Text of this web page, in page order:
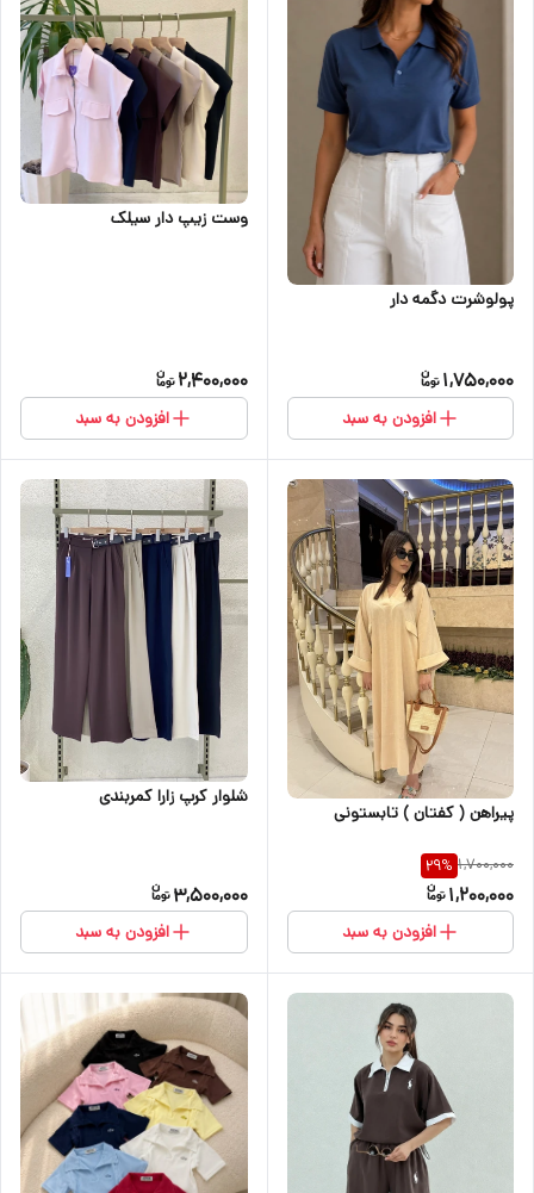
پولوشرت دگمه دار
1,750,000
افزودن به سبد
وست زیپ دار سیلک
2,400,000
افزودن به سبد
پیراهن ( کفتان ) تابستونی
1,700,000
29%
1,200,000
افزودن به سبد
شلوار کرپ زارا کمربندی
3,500,000
افزودن به سبد